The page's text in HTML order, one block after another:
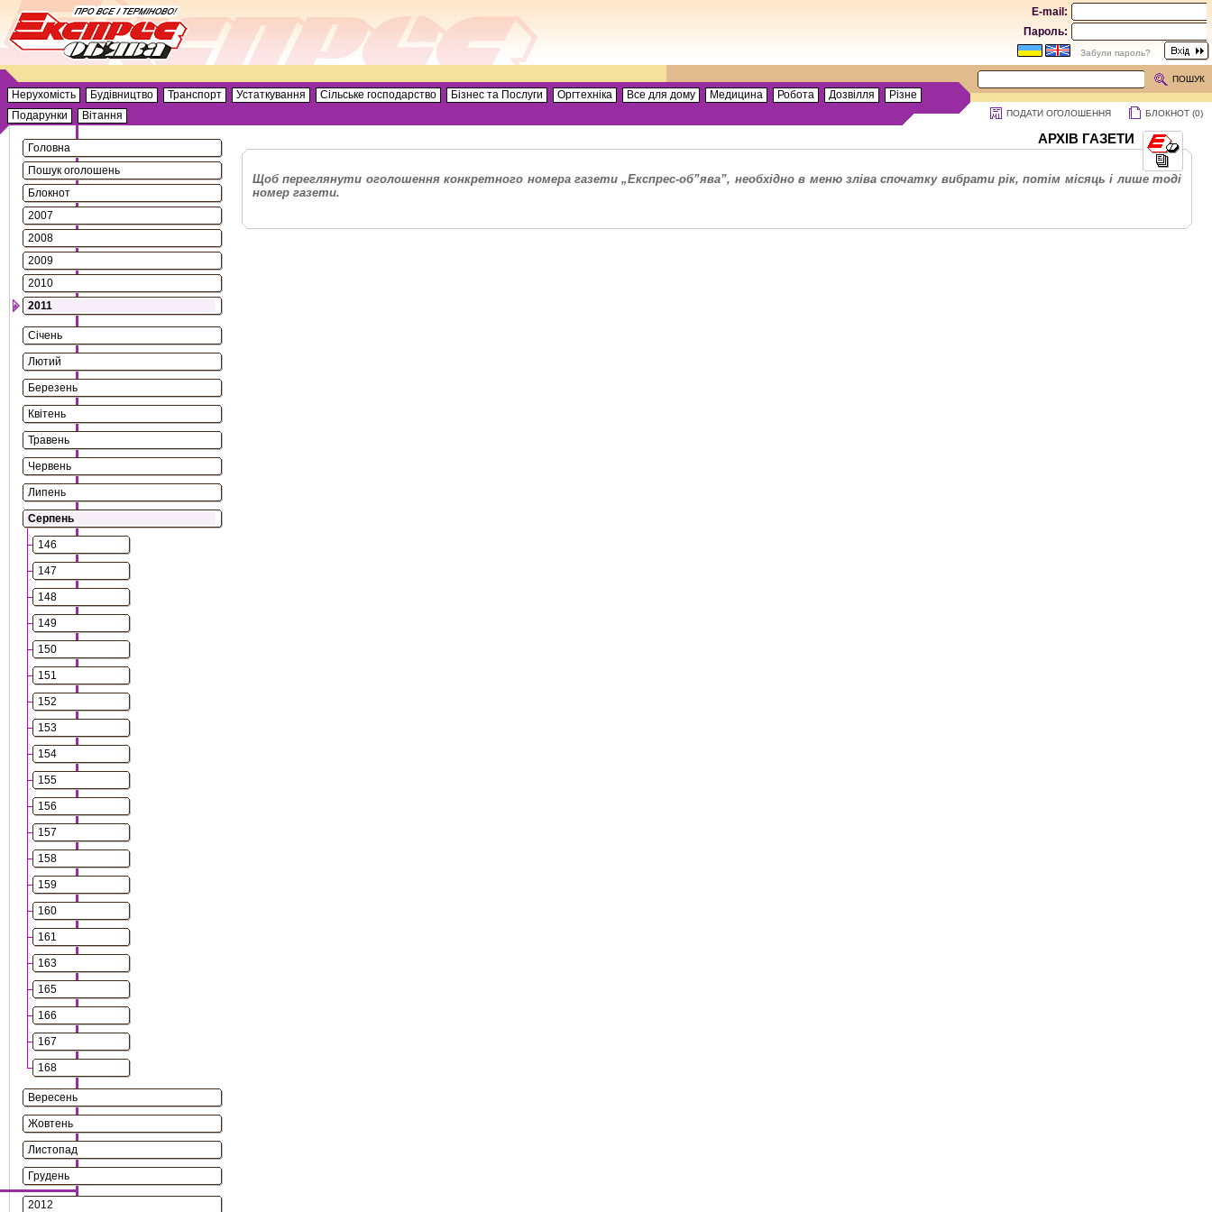
E-mail:
Пароль:
Забули пароль?
ПОШУК
Нерухомість Будівництво Транспорт Устаткування Сільське господарство Бізнес та Послуги Оргтехніка Все для дому Медицина Робота Дозвілля
Різне
Подарунки
Вітання ПОДАТИ ОГОЛОШЕННЯ БЛОКНОТ (0)
Головна
Пошук оголошень
Блокнот
2007
2008
2009
2010
2011
Січень
Лютий
Березень
Квітень
Травень
Червень
Липень
Серпень
146
147
148
149
150
151
152
153
154
155
156
157
158
159
160
161
163
165
166
167
168
Вересень
Жовтень
Листопад
Грудень
2012
АРХІВ ГАЗЕТИ
Щоб переглянути оголошення конкретного номера газети „Експрес-об”ява”, необхідно в меню зліва спочатку вибрати рік, потім місяць і лише тоді
номер газети.